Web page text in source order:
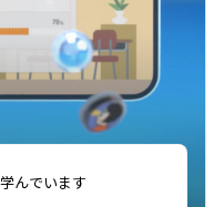
んでいます
解けてうれしい」「解く
ます